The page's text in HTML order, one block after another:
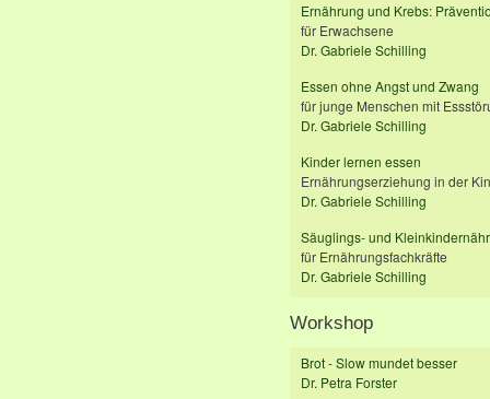
Ernährung und Krebs:
für Erwachsene
Dr. Gabriele Schilling
Essen ohne Angst und Zwang
für junge Menschen mit
Dr. Gabriele Schilling
Kinder lernen essen
Ernährungserziehung in der
Dr. Gabriele Schilling
Säuglings- und
für Ernährungsfachkräfte
Dr. Gabriele Schilling
Workshop
Brot - Slow mundet besser
Dr. Petra Forster